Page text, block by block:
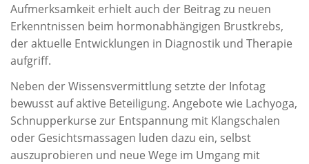
Aufmerksamkeit erhielt auch der Beitrag zu neuen
Erkenntnissen beim hormonabhängigen Brustkrebs,
der aktuelle Entwicklungen in Diagnostik und Therapie
aufgriff.
Neben der Wissensvermittlung setzte der Infotag
bewusst auf aktive Beteiligung. Angebote wie Lachyoga,
Schnupperkurse zur Entspannung mit Klangschalen
oder Gesichtsmassagen luden dazu ein, selbst
auszuprobieren und neue Wege im Umgang mit